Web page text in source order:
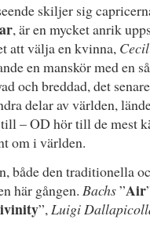
skiljer sig
, är en mycket anrik
att välja en kvinna,
en manskör med en
och breddad, det
delar av världen,
– OD hör till de mest
om i världen.
både den traditionella
här gången. Bachs”Air
”,Luigi